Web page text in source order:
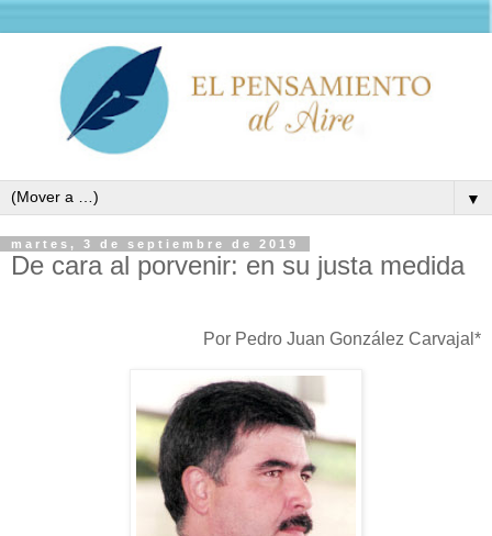
▼
martes, 3 de septiembre de 2019
De cara al porvenir: en su justa medida
Por Pedro Juan González Carvajal*